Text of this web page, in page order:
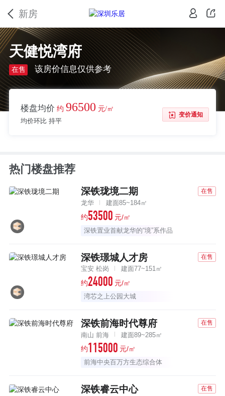
新房
天健悦湾府
在售 该房价信息仅供参考
楼盘均价 约 96500 元/㎡
均价环比 持平
变价通知
热门楼盘推荐
深铁珑境二期 在售
龙华 建面85~184㎡
约53500 元/㎡
深铁置业首献龙华的“境”系作品
深铁璟城人才房 在售
宝安 松岗 建面77~151㎡
约24000 元/㎡
湾芯之上公园大城
深铁前海时代尊府 在售
南山 前海 建面89~285㎡
约115000 元/㎡
前海中央百万方生态综合体
深铁睿云中心 在售